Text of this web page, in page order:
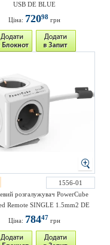
USB DE BLUE
Ціна: 72098грн
1556-01
розгалужувач PowerCube
Remote SINGLE 1.5mm2 DE
Ціна: 78447 грн